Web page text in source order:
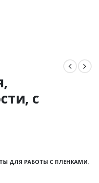
с
ДЛЯ РАБОТЫ С ПЛЕНКАМИ,